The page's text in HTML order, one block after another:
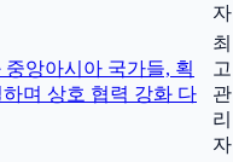
자
중앙아시아 국가들, 획
며 상호 협력 강화 다
최
고
관
리
자